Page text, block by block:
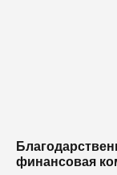
финансовая